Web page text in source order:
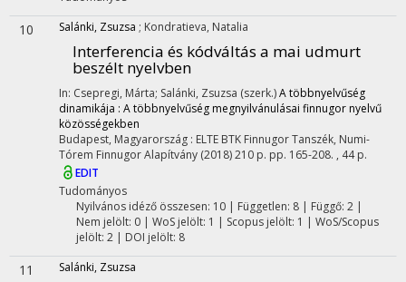
10 Salánki, Zsuzsa ; Kondratieva, Natalia
Interferencia és kódváltás a mai udmurt
beszélt nyelvben
In: Csepregi, Márta; Salánki, Zsuzsa (szerk.)A többnyelvűség
dinamikája : A többnyelvűség megnyilvánulásai finnugor nyelvű
közösségekben
Budapest, Magyarország : ELTE BTK Finnugor Tanszék, Numi-
Tórem Finnugor Alapítvány (2018)210 p. pp. 165-208. , 44 p.
EDIT
Tudományos
Nyilvános idéző összesen: 10| Független: 8 | Függő: 2 |
Nem jelölt: 0 | WoS jelölt: 1 | Scopus jelölt: 1 | WoS/Scopus
jelölt: 2 | DOI jelölt: 8
11 Salánki, Zsuzsa